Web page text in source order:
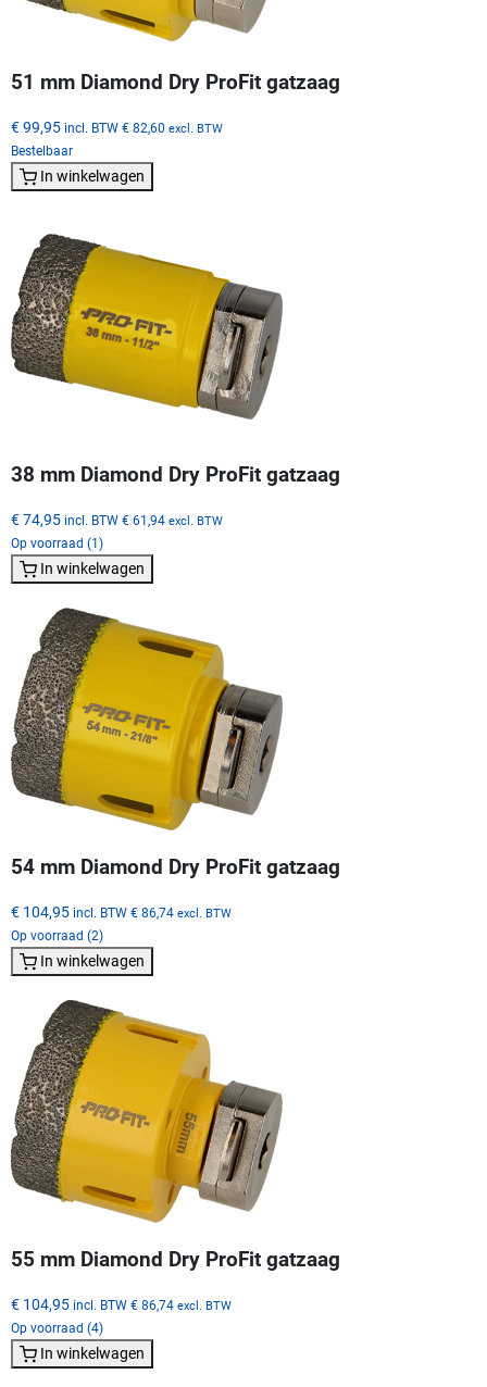
51 mm Diamond Dry ProFit gatzaag
€ 99,95 incl. BTW € 82,60 excl. BTW
Bestelbaar
In winkelwagen
38 mm Diamond Dry ProFit gatzaag
€ 74,95 incl. BTW € 61,94 excl. BTW
Op voorraad (1)
In winkelwagen
54 mm Diamond Dry ProFit gatzaag
€ 104,95 incl. BTW € 86,74 excl. BTW
Op voorraad (2)
In winkelwagen
55 mm Diamond Dry ProFit gatzaag
€ 104,95 incl. BTW € 86,74 excl. BTW
Op voorraad (4)
In winkelwagen